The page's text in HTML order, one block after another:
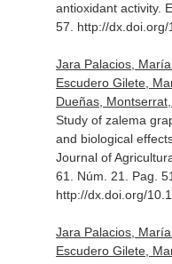
antioxidant activity.
57. http://
Jara Palacios,
Escudero Gilete,
Dueñas,
Study of zalema
and biological
Journal of
61. Núm. 21. Pag.
http://dx.doi.org/
Jara Palacios,
Escudero Gilete,